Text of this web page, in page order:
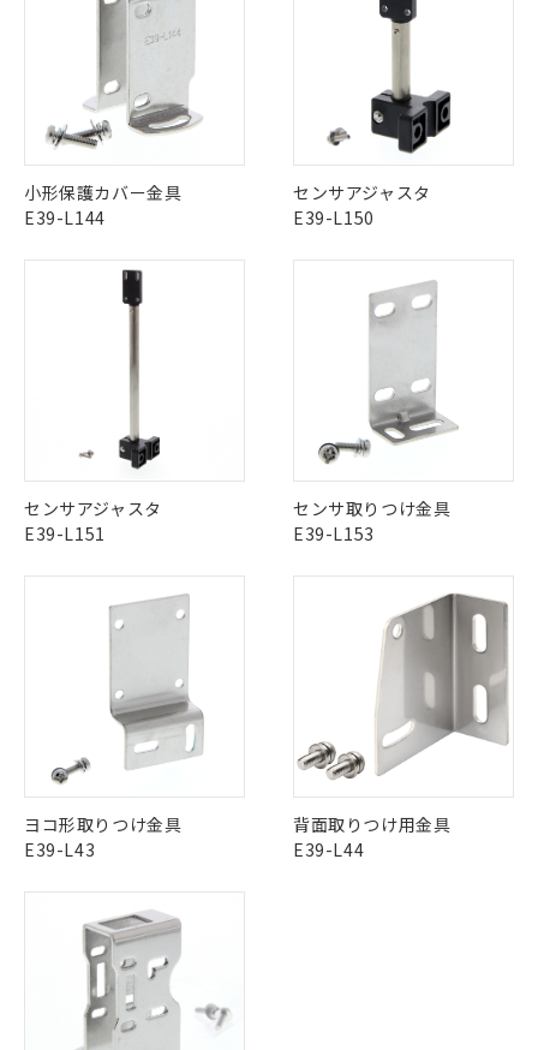
"対応済み"や非含有の記載がされた商品であっても、流通
在庫等で未対応品が混在する可能性があります。
非含有品が必要な際は、弊社営業部門もしくは販売店へお
問い合わせください。
この製品のRoHS/REACH対応状況ページへ
小形保護カバー金具
E39-L144
センサアジャスタ
E39-L150
センサアジャスタ
E39-L151
センサ取りつけ金具
E39-L153
ヨコ形取りつけ金具
E39-L43
背面取りつけ用金具
E39-L44
ご利用条件
以下の条件をお読みいただき、同意のうえ
ご利用ください。
(税抜)を提供させていただくもので
当社制御機器事業取扱商品の中には、
本サービスの対象外となる商品もある
ことをご了承ください。
在庫状況および標準価格照会結果は、
記載している更新日時点での社内デー
覧された時点での実際の在庫および標
準価格とは異なる場合があることをご
正式な納期状況および標準価格はお客
様のお取引先、またはお客様担当のオ
ムロン制御機器販売店・当社販売員に
ご相談ください。
オムロン制御機器販売店や当社販売拠
点は「販売ネットワーク
」をご確認
ください。
在庫状況および標準価格結果を当社の
示しないようお願いします。
マイパーツ機能（部品リスト作成サー
ビス）をご利用いただくには、I-Web
メンバーズにご登録されている必要が
あります。
お客様が当ウェブサイト上で当社にご
※1 対応状況
対応済み：EU RoHS指令（10物質）の
非含有に対応した製品が提供可能な商品で
す。
対応予定：EU RoHS指令（10物質）の非含
有に対応した製品に切り替える予定のある
商品です。
非含有に非対応の商品で、対応品を出す予
定はありません。
調査・確認中：EU RoHS指令（10物質）の
商品です。
非該当品：ライセンス料など無形物で、有
害物質有無と関係のない商品です。
仕入先様の事情により、非含有部品として
いたものが、含有品と判明した場合などや
むを得ず変更することがあります。
六価クロム(Cr(Ⅵ)) 1000ppm以下、ポリ臭化ビフェニル
類(PBB) 1000ppm以下、ポリ臭化ジフェニルエーテル類
(PBDE) 1000ppm以下、フタル酸ビス(2-エチルヘキシ
ル) (DEHP)(別名：DOP) 1000ppm以下、フタル酸ブチ
ルベンジル（BBP） 1000ppm以下、フタル酸ジブチル
（DBP） 1000ppm以下、フタル酸ジイソブチル
(DIBP) 1000ppm以下
但し、RoHS指令で産業用監視および制御機器に対する
適用除外項目は除く。
フタル酸エステル類の４物質については閾値を超える意
図的な使用がないことを確認しています。
部品在庫の切り替え状況などにより、予定
月が前後することがあります。
※3 非含有証明書ダウンロード
「○」：最大均質材料含有率が中国RoHSの
基準値以下であることを示します。
「×」：最大均質材料含有率が中国RoHSの
基準値を超えていることを示します。
「－」：未確認です。当社販売部門へお問
い合わせください。
*中国RoHS10物質の基準値 (GB/T26572)：
Pb(鉛) :1000ppm、 Hg(水銀) : 1000ppm、 Cd(カドミウ
ム) : 100ppm、
Cr(Ⅵ)(六価クロム) : 1000ppm、 PBBs(ポリ臭化ビフェ
ニル類) : 1000ppm、 PBDEs(ポリ臭化ジフェニルエーテ
DBP(フタル酸ジブチル) : 1000ppm、 DIBP(フタル酸ジ
イソブチル) : 1000ppm、 BBP(フタル酸ブチルベンジ
ル) : 1000ppm、
DEHP(フタル酸ビス(2-エチルヘキシル)) : 1000ppm
※2 環境保護使用期限
「ｅ」：有害物質（10物質）のすべてが基
「10」：通常の使用状況下において有害物
質が外部に漏えいし、環境に深刻な影響を
及ぼさない年数を意味します。
「－」：未確認です。当社販売部門へお問
い合わせください。
当社は、これら貴社製品のうち、外国
為替および外国貿易法に定める商品
（以下｢規制貨物等」という）を輸出
国政府の輸出許可(または役務取引許
可)を取得するなどの必要な手続きを
当社は規制貨物を破棄する場合は、完
全に破砕するなど、違法に輸出されな
いよう必要な手段を講じます。
当社は貴社製品を、核兵器、ミサイ
ル、化学兵器、生物兵器またはその他
武器並びにこれらの製造装置等に一切
当社は、貴社製品を第三者に販売する
場合は、上記1、2および3の内容を当
販売先および販売に係わる関係者が違
法に輸出するおそれがある場合は、取
り引きをいたしません。
△ 一定数には満たないが在庫あり
在庫なし(最新の在庫状況につ
いては、お客様のお取引先、ま
たはお客様担当のオムロン制御
機器販売店・当社販売員にご確
空
白
受注生産機種、また在庫状況の